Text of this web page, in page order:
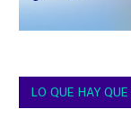
LO QUE HAY QUE